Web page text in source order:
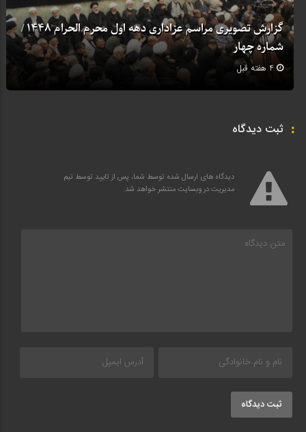
گزارش تصویری مراسم عزاداری دهه اول محرم الحرام 1448 /
شماره چهار
4 هفته قبل
ثبت دیدگاه
دیدگاه های ارسال شده توسط شما، پس از تایید توسط تیم
مدیریت در وبسایت منتشر خواهد شد.
ثبت دیدگاه